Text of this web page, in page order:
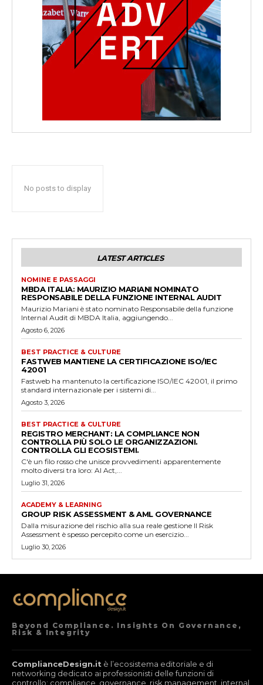
No posts to display
LATEST ARTICLES
NOMINE E PASSAGGI
MBDA ITALIA: MAURIZIO MARIANI NOMINATO
RESPONSABILE DELLA FUNZIONE INTERNAL AUDIT
Maurizio Mariani è stato nominato Responsabile della funzione
Internal Audit di MBDA Italia, aggiungendo...
Agosto 6, 2026
BEST PRACTICE & CULTURE
FASTWEB MANTIENE LA CERTIFICAZIONE ISO/IEC
42001
Fastweb ha mantenuto la certificazione ISO/IEC 42001, il primo
standard internazionale per i sistemi di...
Agosto 3, 2026
BEST PRACTICE & CULTURE
REGISTRO MERCHANT: LA COMPLIANCE NON
CONTROLLA PIÙ SOLO LE ORGANIZZAZIONI.
CONTROLLA GLI ECOSISTEMI.
C'è un filo rosso che unisce provvedimenti apparentemente
molto diversi tra loro: AI Act,...
Luglio 31, 2026
ACADEMY & LEARNING
GROUP RISK ASSESSMENT & AML GOVERNANCE
Dalla misurazione del rischio alla sua reale gestione Il Risk
Assessment è spesso percepito come un esercizio...
Luglio 30, 2026
Beyond Compliance. Insights On Governance,
Risk & Integrity
ComplianceDesign.it è l’ecosistema editoriale e di
networking dedicato ai professionisti delle funzioni di
controllo: compliance, governance, risk management, internal